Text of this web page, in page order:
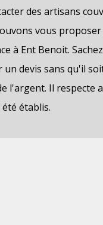
des artisans
vous
à Ent Benoit.
un devis sans qu'il
l'argent. Il respecte
établis.